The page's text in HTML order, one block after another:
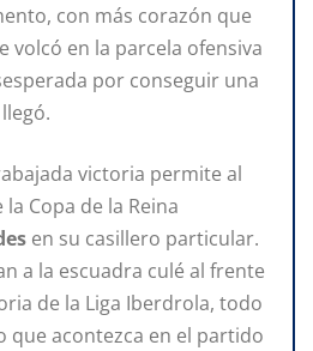
con más corazón que
volcó en la parcela ofensiva
por conseguir una
victoria permite al
Copa de la Reina
en su casillero particular.
a la escuadra culé al frente
de la Liga Iberdrola, todo
que acontezca en el partido